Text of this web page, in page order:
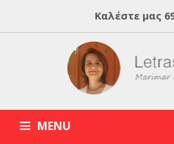
Καλέστε μας
MENU